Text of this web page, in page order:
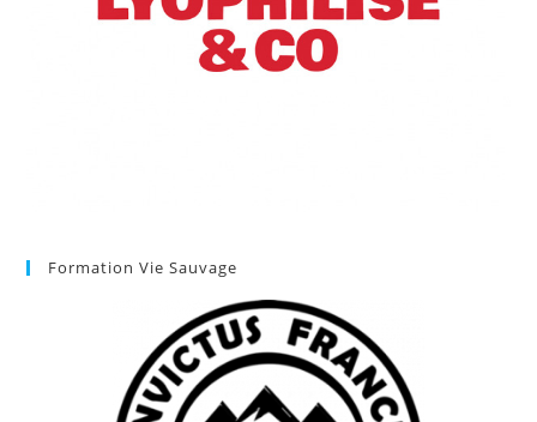
Formation Vie Sauvage